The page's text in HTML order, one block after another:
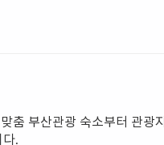
춤 부산관광 숙소부터 관광지
다.